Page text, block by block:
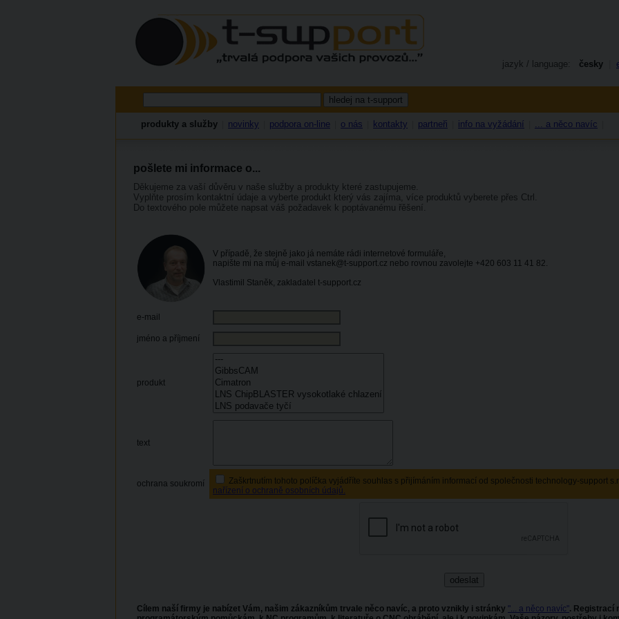
jazyk / language: česky
produkty a služby novinky podpora on-line o nás kontakty partneři info na vyžádání ... a něco navíc
pošlete mi informace o...
Děkujeme za vaší důvěru v naše služby a produkty které zastupujeme.
Vyplňte prosím kontaktní údaje a vyberte produkt který vás zajíma, více produktů vyberete přes Ctrl.
Do textového pole můžete napsat váš požadavek k poptávanému řěšení.
V případě, že stejně jako já nemáte rádi internetové formuláře,
napište mi na můj e-mail vstanek@t-support.cz nebo rovnou zavolejte +420 603 11 41 82.
Vlastimil Staněk, zakladatel t-support.cz
e-mail
jméno a příjmení
produkt
text
ochrana soukromí Zaškrtnutím tohoto políčka vyjádříte souhlas s přijímáním informací od společnosti technology-support
nařízení o ochraně osobních údajů.
Cílem naší firmy je nabízet Vám, našim zákazníkům trvale něco navíc, a proto vznikly i stránky "... a něco navíc". Registrací